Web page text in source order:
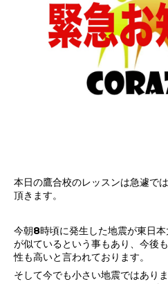
本日の鷹合校のレッスンは急遽で
頂きます。
今朝8時頃に発生した地震が東日
が似ているという事もあり、今後
性も高いと言われております。
そして今でも小さい地震ではあり